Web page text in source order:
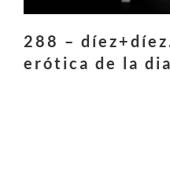
288 –
erótica de la